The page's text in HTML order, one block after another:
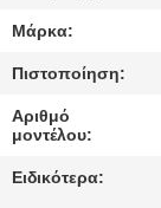
ΜΑΣ
ΕΛΆΤΕ
ΣΕ
ΕΠΑΦΉ
Μάρκα:
Πιστοποίηση:
Αριθμό
μοντέλου:
Ειδικότερα: